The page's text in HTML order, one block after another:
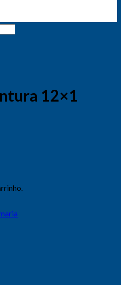
12×1